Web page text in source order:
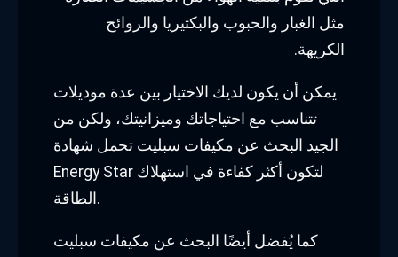
مثل الغبار والحبوب والبكتيريا والروائح
الكريهة.
يمكن أن يكون لديك الاختيار بين عدة موديلات
تتناسب مع احتياجاتك وميزانيتك، ولكن من
الجيد البحث عن مكيفات سبليت تحمل شهادة
Energy Star لتكون أكثر كفاءة في استهلاك
الطاقة.
كما يُفضل أيضًا البحث عن مكيفات سبليت